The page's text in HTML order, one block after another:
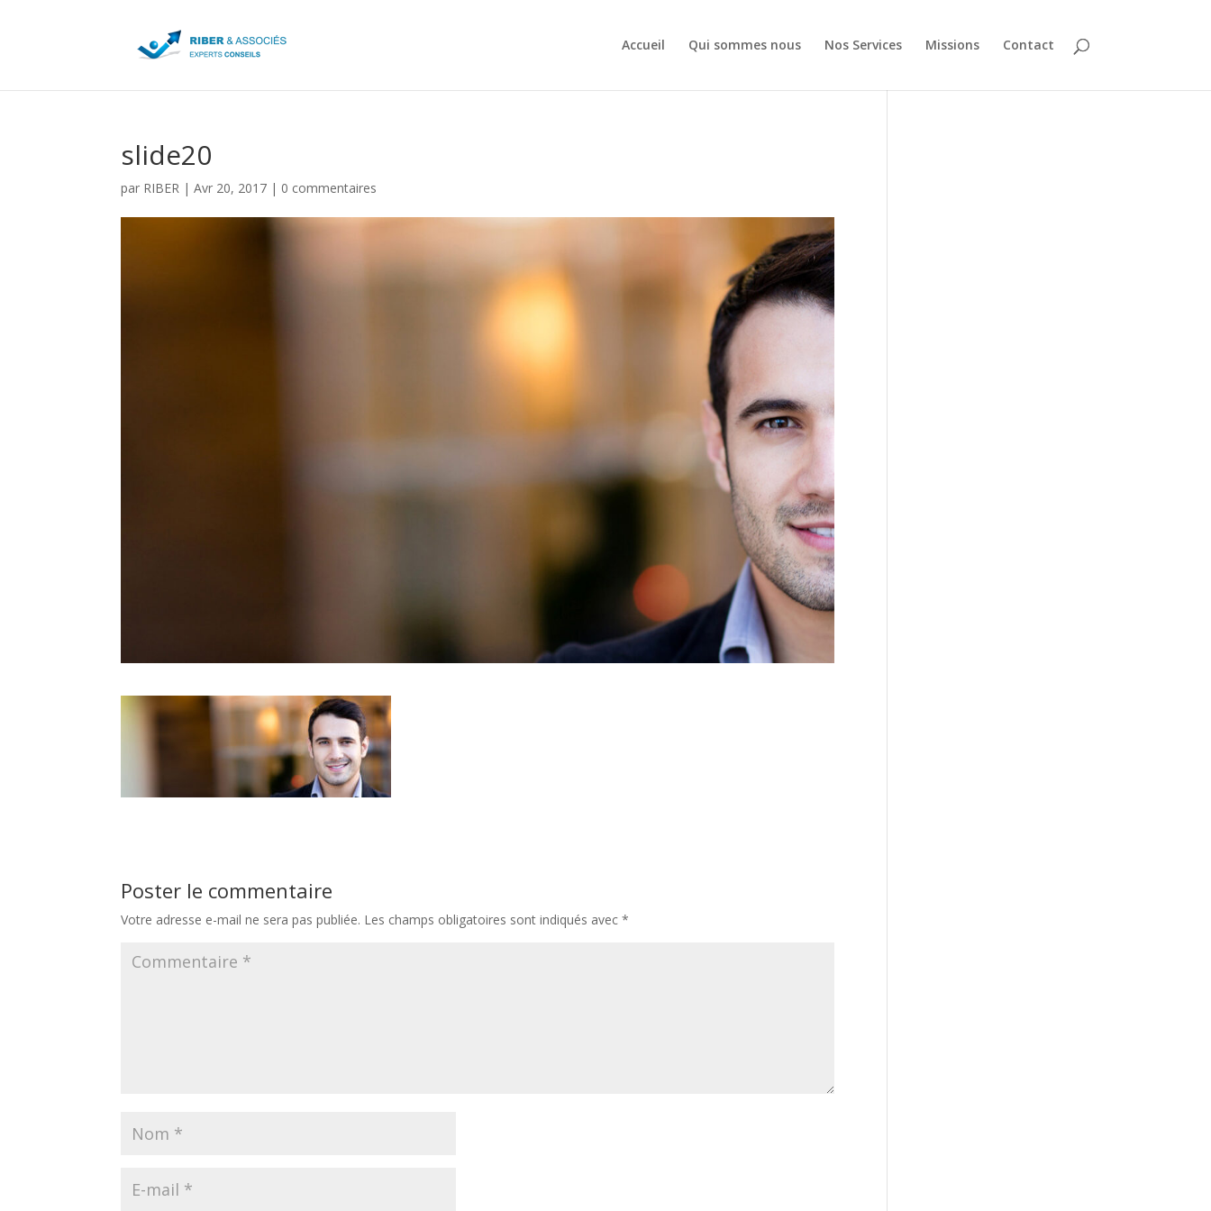
Accueil Qui sommes nous Nos Services Missions Contact
slide20
par RIBER |Avr 20, 2017 | 0 commentaires
Poster le commentaire
Votre adresse e-mail ne sera pas publiée. Les champs obligatoires sont indiqués avec*